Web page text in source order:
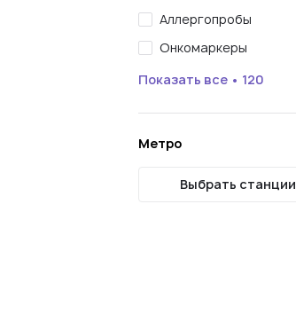
Аллергопробы
Онкомаркеры
Показать все • 120
Метро
Выбрать станции